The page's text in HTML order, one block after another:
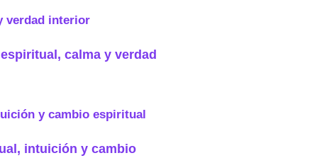
calma y verdad
intuición y cambio